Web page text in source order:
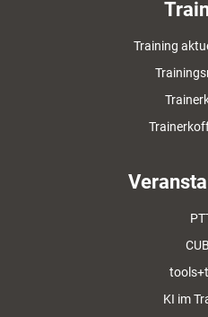
Training
KI im